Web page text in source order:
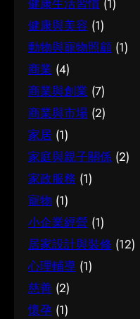
資訊，可以參考簿記
紹。 簿記服務是甚
步是建立正確的基礎
訊不足或一知半解，
與背景，是值得的投
記服務的好處顯而易
擇與條件，便更容易
資源花在真正合適的
值所在。 結語 說到
是保持理性、做足功
判斷。願這篇文章能
選擇時更有信心。
手。 因應需要選擇
要求也不一樣。先想
優先考量，再作選擇
選了不合適的尷尬，
如何選擇 在考慮腳
需要出發，比較不同
看價錢或表面資訊。
情，有助找到最切合
相關資訊，可以參考
介紹。 腳腫 解決是
第一步是建立正確的
於資訊不足或一知半
本質與背景，是值得
解腳腫 解決的關鍵
的需要，並在有需要
分享能為你提供有用
適的決定。
健康與美容 (1)
動物與寵物照顧 (1)
商業 (4)
商業與創業 (7)
商業與市場 (2)
家居 (1)
家庭與親子關係 (2)
家政服務 (1)
寵物 (1)
小企業經營 (1)
居家設計與裝修 (12)
心理輔導 (1)
慈善 (2)
懷孕 (1)